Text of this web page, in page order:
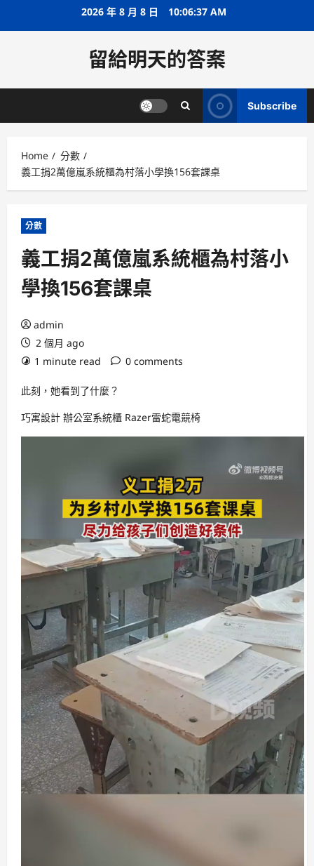
2026 年 8 月 8 日 10:06:37 AM
留給明天的答案
Subscribe
Home
分數
義工捐2萬億嵐系統櫃為村落小學換156套課桌
分數
義工捐2萬億嵐系統櫃為村落小
學換156套課桌
admin
2 個月 ago
1 minute read
0 comments
此刻，她看到了什麼？
巧寓設計 辦公室系統櫃 Razer雷蛇電競椅